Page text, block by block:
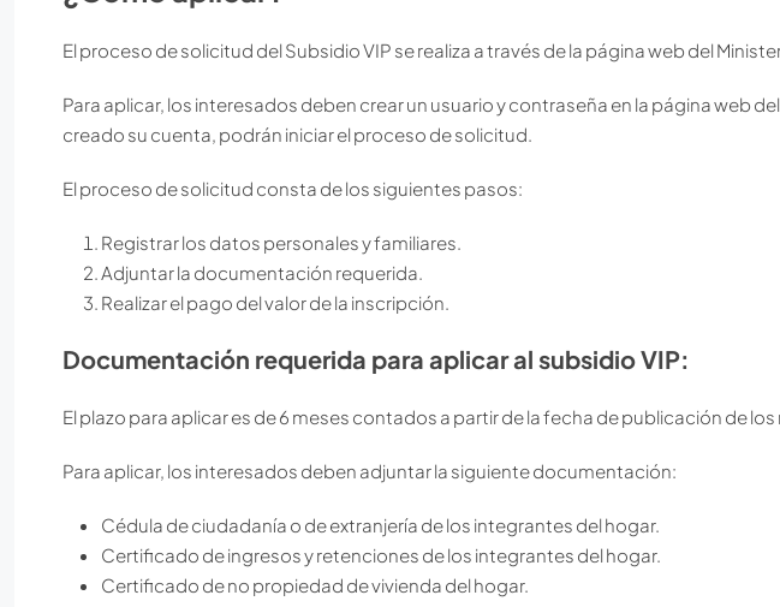
El proceso de solicitud del Subsidio VIP se realiza a través de la página web del
Para aplicar, los interesados deben crear un usuario y contraseña en la página web
creado su cuenta, podrán iniciar el proceso de solicitud.
El proceso de solicitud consta de los siguientes pasos:
Registrar los datos personales y familiares.
Adjuntar la documentación requerida.
Realizar el pago del valor de la inscripción.
Documentación requerida para aplicar al subsidio VIP:
El plazo para aplicar es de 6 meses contados a partir de la fecha de publicación de
Para aplicar, los interesados deben adjuntar la siguiente documentación:
Cédula de ciudadanía o de extranjería de los integrantes del hogar.
Certificado de ingresos y retenciones de los integrantes del hogar.
Certificado de no propiedad de vivienda del hogar.